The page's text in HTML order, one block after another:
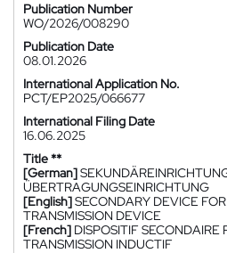
Publication Number
WO/2026/008290
Publication Date
08.01.2026
International Application No.
PCT/EP2025/066677
International Filing Date
16.06.2025
Title **
[German]
ÜBERTRAGUNGSEINRICHTUNG
[English]SECONDARY DEVICE
TRANSMISSION DEVICE
[French] DISPOSITIF SECONDAIRE
TRANSMISSION INDUCTIF